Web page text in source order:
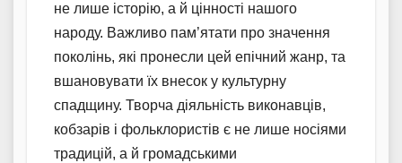
не лише історію, а й цінності нашого
народу. Важливо пам’ятати про значення
поколінь, які пронесли цей епічний жанр, та
вшановувати їх внесок у культурну
спадщину. Творча діяльність виконавців,
кобзарів і фольклористів є не лише носіями
традицій, а й громадськими